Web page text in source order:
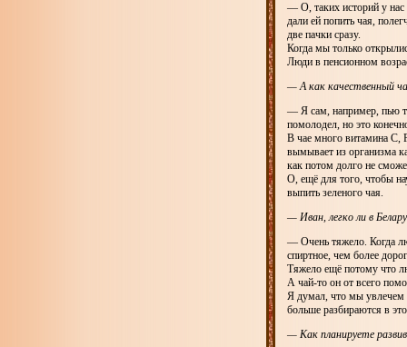
— О, таких историй у нас
дали ей попить чая,
две пачки сразу.
Когда мы только
Люди в пенсионном
— А как качественный
— Я сам, например, пью
помолодел, но это
В чае много витамина C,
вымывает из организма
как потом долго не
О, ещё для того, чтобы
выпить зеленого чая.
— Иван, легко ли в
— Очень тяжело. Когда
спиртное, чем более
Тяжело ещё потому что
А чай-то он от всего
Я думал, что мы увлечем
больше разбираются в
— Как планируете